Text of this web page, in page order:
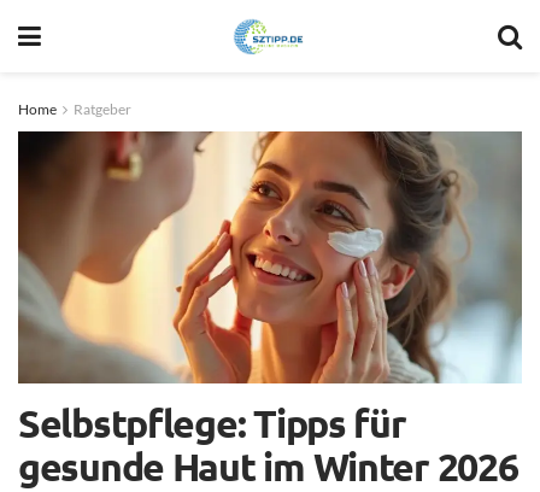
Home Ratgeber
Selbstpflege: Tipps für
gesunde Haut im Winter 2026